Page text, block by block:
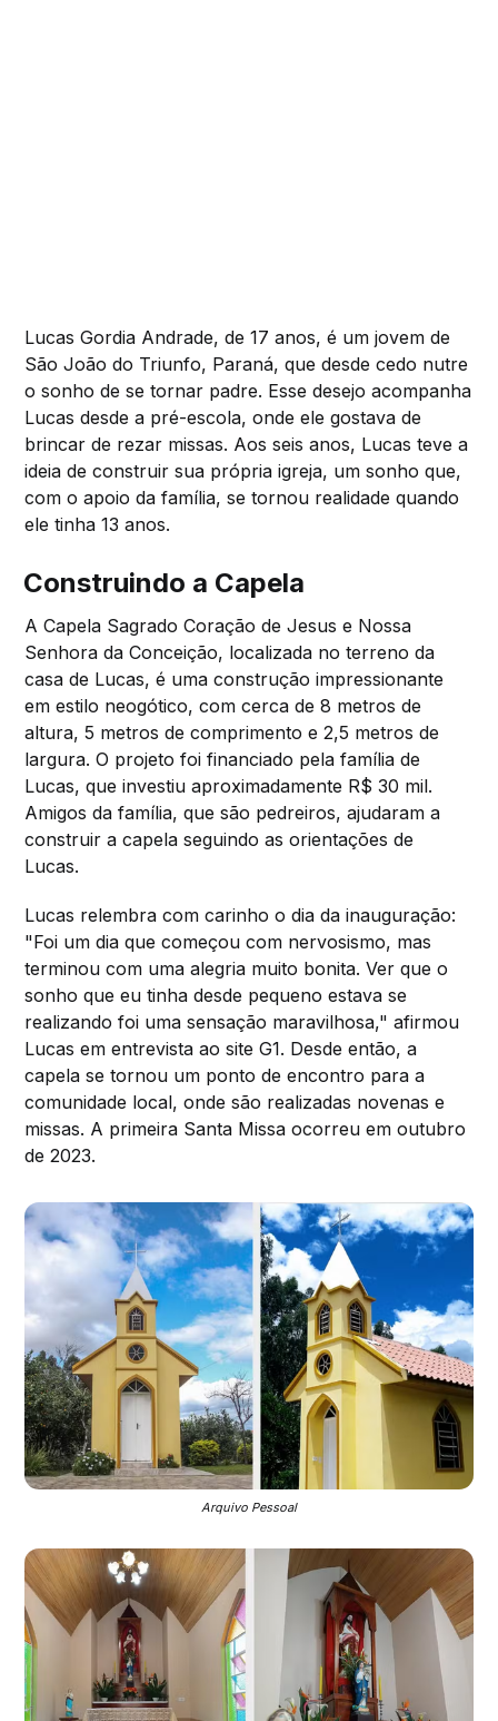
Lucas Gordia Andrade, de 17 anos, é um jovem de
São João do Triunfo, Paraná, que desde cedo nutre
o sonho de se tornar padre. Esse desejo acompanha
Lucas desde a pré-escola, onde ele gostava de
brincar de rezar missas. Aos seis anos, Lucas teve a
ideia de construir sua própria igreja, um sonho que,
com o apoio da família, se tornou realidade quando
ele tinha 13 anos.
Construindo a Capela
A Capela Sagrado Coração de Jesus e Nossa
Senhora da Conceição, localizada no terreno da
casa de Lucas, é uma construção impressionante
em estilo neogótico, com cerca de 8 metros de
altura, 5 metros de comprimento e 2,5 metros de
largura. O projeto foi financiado pela família de
Lucas, que investiu aproximadamente R$ 30 mil.
Amigos da família, que são pedreiros, ajudaram a
construir a capela seguindo as orientações de
Lucas.
Lucas relembra com carinho o dia da inauguração:
"Foi um dia que começou com nervosismo, mas
terminou com uma alegria muito bonita. Ver que o
sonho que eu tinha desde pequeno estava se
realizando foi uma sensação maravilhosa," afirmou
Lucas em entrevista ao site G1. Desde então, a
capela se tornou um ponto de encontro para a
comunidade local, onde são realizadas novenas e
missas. A primeira Santa Missa ocorreu em outubro
de 2023.
Arquivo Pessoal